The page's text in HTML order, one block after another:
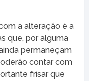
a alteração é a
que, por alguma
permaneçam
contar com
frisar que